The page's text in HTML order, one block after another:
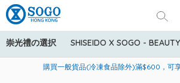
崇光禮の選択 SHISEIDO X SOGO -
美國運通Explorer®信用卡會員購物禮遇：高
購買一般貨品(冷凍食品除外)滿$600，可
寄送中國內地服務只適用於指定商品，若訂單